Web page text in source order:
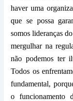
haver uma
que se possa
somos lideranças
mergulhar na
não podemos ter
Todos os
fundamental,
o funcionamento